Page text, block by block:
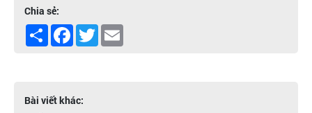
Chia sẻ:
Share Facebook
Twitter
Bài viết khác: